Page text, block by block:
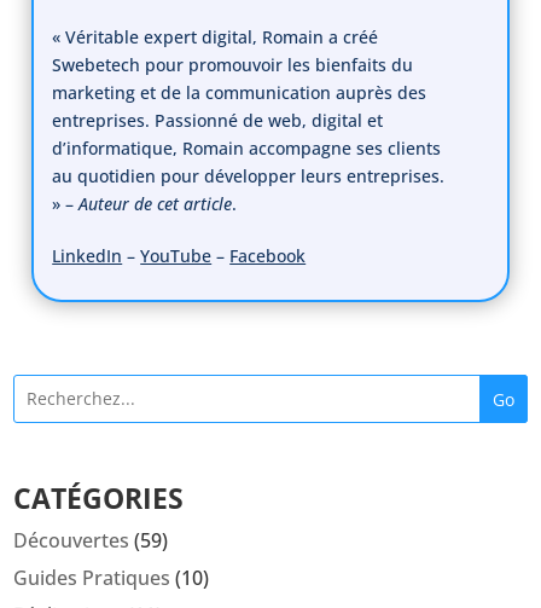
« Véritable expert digital, Romain a créé
Swebetech pour promouvoir les bienfaits du
marketing et de la communication auprès des
entreprises. Passionné de web, digital et
d’informatique, Romain accompagne ses clients
au quotidien pour développer leurs entreprises.
» –Auteur de cet article.
LinkedIn –YouTube – Facebook
Go
CATÉGORIES
Découvertes (59)
Guides Pratiques (10)